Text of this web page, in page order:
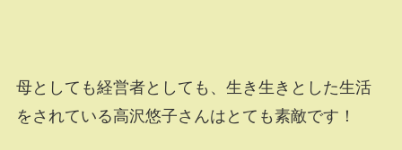
母としても経営者としても、生き生きとした生活
をされている高沢悠子さんはとても素敵です！